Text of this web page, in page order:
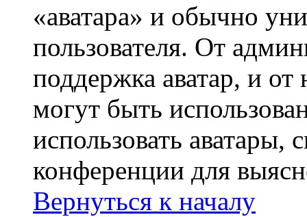
«аватара» и обычно
пользователя. От
поддержка аватар, и от
могут быть
использовать аватары,
конференции для
Вернуться к началу